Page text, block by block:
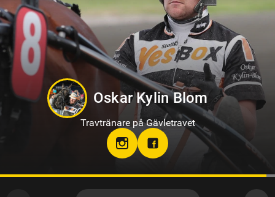
Philip Di Luca
Travtränare på Sundbyholmstravet i Eskilstuna
hloclucaboy